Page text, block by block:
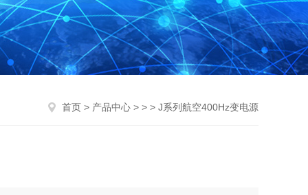
首页 > 产品中心 > > > J系列航空400Hz变电源